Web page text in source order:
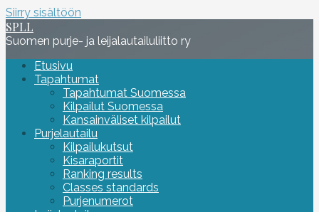
Siirry sisältöön
SPLL
Suomen purje- ja leijalautailuliitto ry
Etusivu
Tapahtumat
Tapahtumat Suomessa
Kilpailut Suomessa
Kansainväliset kilpailut
Purjelautailu
Kilpailukutsut
Kisaraportit
Ranking results
Classes standards
Purjenumerot